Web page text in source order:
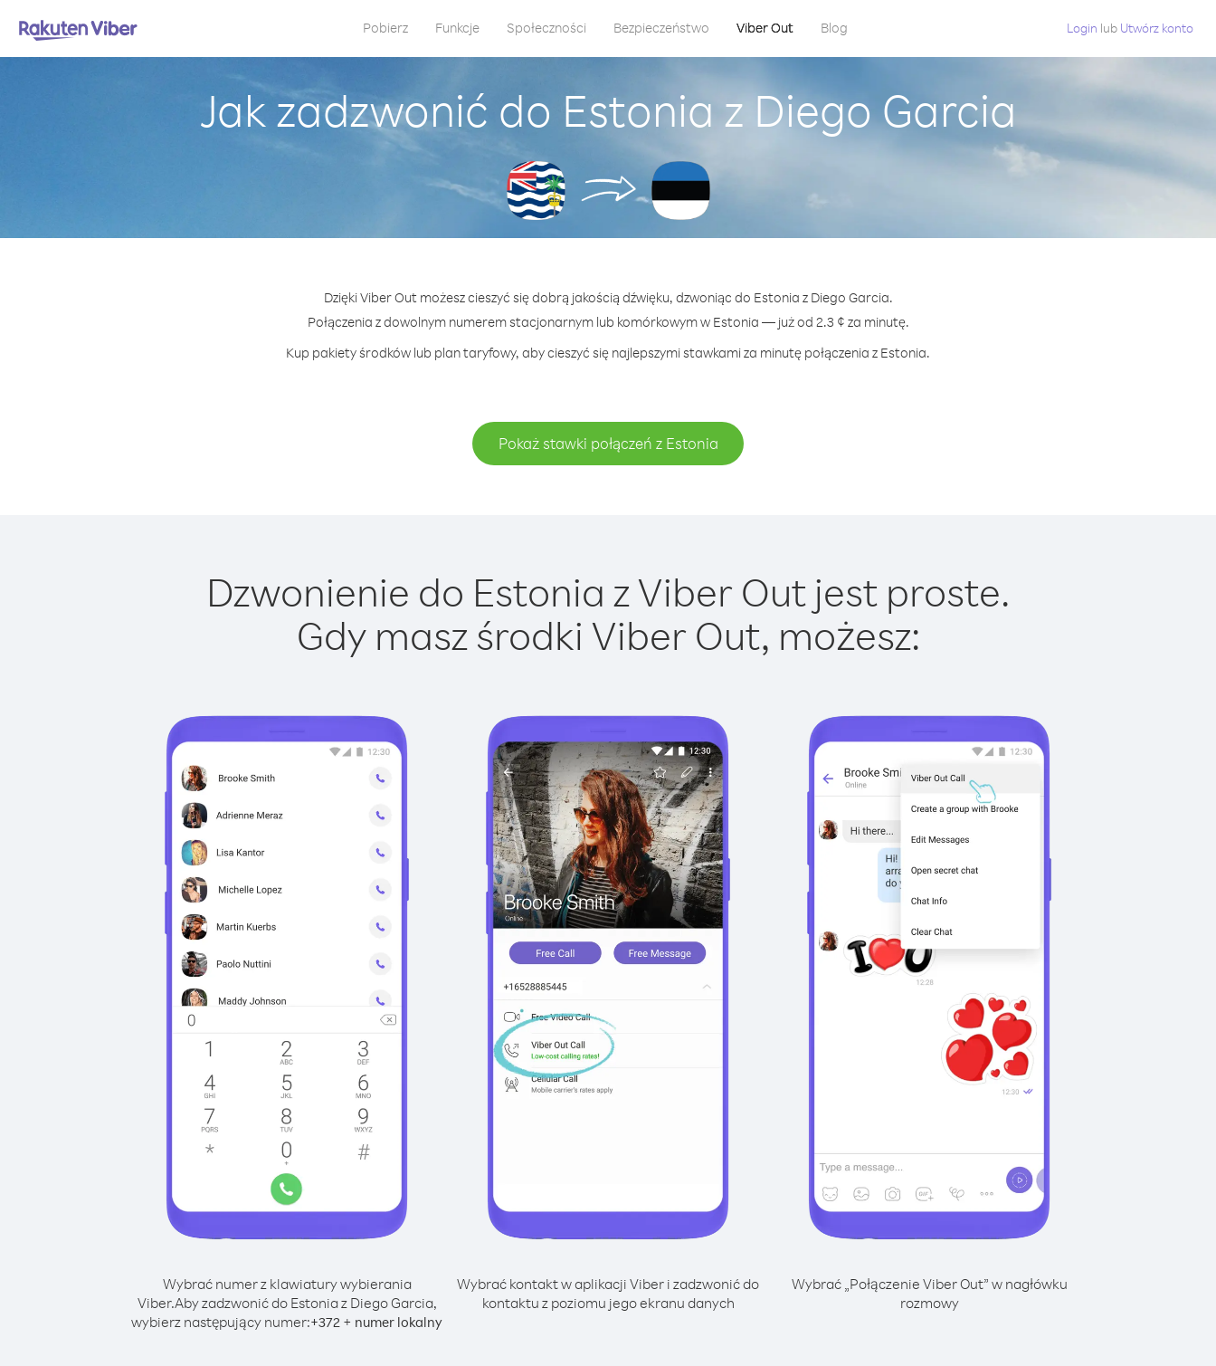
Pobierz Funkcje Społeczności Bezpieczeństwo Viber Out Blog Login lub Utwórz konto
Jak zadzwonić do Estonia z Diego Garcia
Dzięki Viber Out możesz cieszyć się dobrą jakością dźwięku, dzwoniąc do Estonia z Diego Garcia.
Połączenia z dowolnym numerem stacjonarnym lub komórkowym w Estonia — już od 2.3 ¢ za minutę.
Kup pakiety środków lub plan taryfowy, aby cieszyć się najlepszymi stawkami za minutę połączenia z Estonia.
Pokaż stawki połączeń z Estonia
Dzwonienie do Estonia z Viber Out jest proste.
Gdy masz środki Viber Out, możesz:
Wybrać numer z klawiatury wybierania
Viber.Aby zadzwonić do Estonia z Diego Garcia,
wybierz następujący numer:+372 + numer lokalny
Wybrać kontakt w aplikacji Viber i zadzwonić do
kontaktu z poziomu jego ekranu danych
Wybrać „Połączenie Viber Out” w nagłówku
rozmowy